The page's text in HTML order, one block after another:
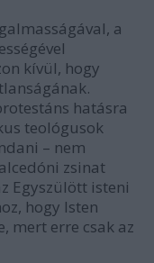
a
kívül, hogy
hatásra
teológusok
– nem
zsinat
Egyszülött isteni
hogy Isten
mert erre csak az